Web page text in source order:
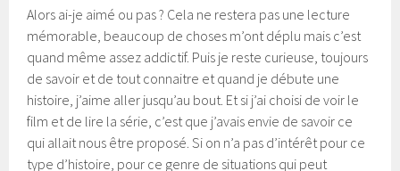
Alors ai-je aimé ou pas ? Cela ne restera pas une lecture
mémorable, beaucoup de choses m’ont déplu mais c’est
quand même assez addictif. Puis je reste curieuse, toujours
de savoir et de tout connaitre et quand je débute une
histoire, j’aime aller jusqu’au bout. Et si j’ai choisi de voir le
film et de lire la série, c’est que j’avais envie de savoir ce
qui allait nous être proposé. Si on n’a pas d’intérêt pour ce
type d’histoire, pour ce genre de situations qui peut